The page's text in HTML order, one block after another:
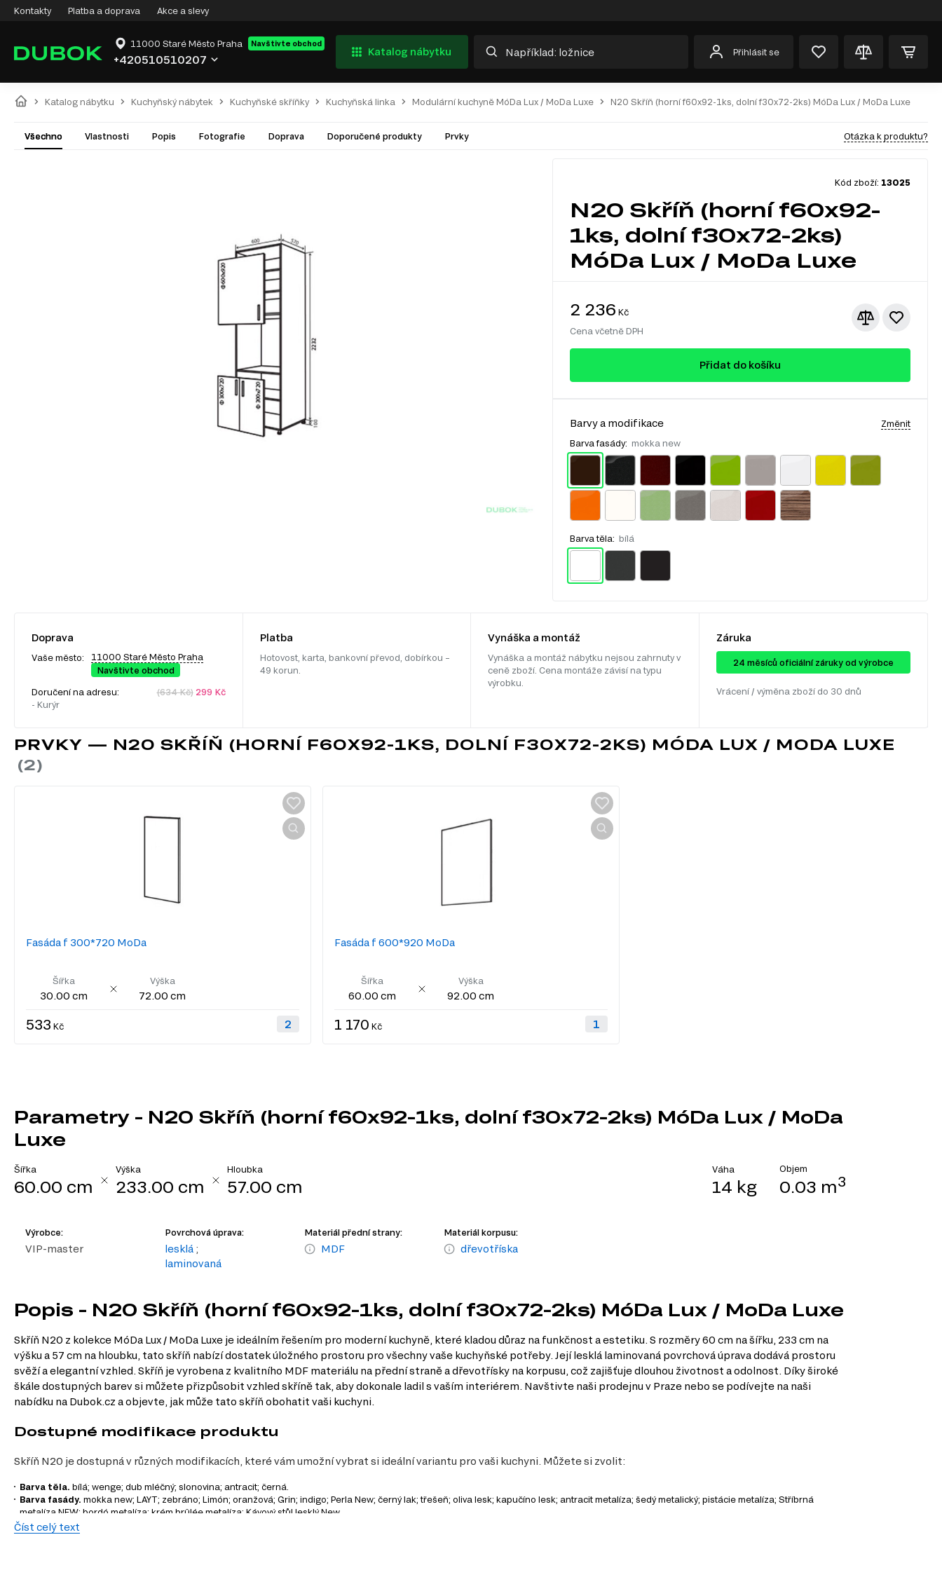
Kontakty Platba a doprava Akce a slevy
11000 Staré Město Praha Navštivte obchod
+420510510207
Katalog nábytku Přihlásit se
Katalog nábytku Kuchyňský nábytek Kuchyňské skříňky Kuchyňská linka Modulární kuchyně MóDa Lux / MoDa Luxe N20 Skříň (horní f60x92-1ks, dolní f30x72-2ks) MóDa Lux / MoDa Luxe
Všechno Vlastnosti Popis Fotografie Doprava Doporučené produkty Prvky Otázka k produktu?
Kód zboží: 13025
N20 Skříň (horní f60x92-
1ks, dolní f30x72-2ks)
MóDa Lux / MoDa Luxe
2 236 Kč
Cena včetně DPH
Přidat do košíku
Barvy a modifikace Změnit
Barva fasády: mokka new
Barva těla: bílá
Doprava
Vaše město:
11000 Staré Město Praha
Navštivte obchod
Doručení na adresu:
- Kurýr
(634 Kč)299 Kč
Platba
Hotovost, karta, bankovní převod, dobírkou –
49 korun.
Vynáška a montáž
Vynáška a montáž nábytku nejsou zahrnuty v
ceně zboží. Cena montáže závisí na typu
výrobku.
Záruka
24 ​​​​měsíců oficiální záruky od výrobce
Vrácení / výměna zboží do 30 dnů
PRVKY — N20 SKŘÍŇ (HORNÍ F60X92-1KS, DOLNÍ F30X72-2KS) MÓDA LUX / MODA LUXE
Fasáda f 300*720 MoDa
Šířka
30.00 cm
Výška
72.00 cm
533 Kč
Fasáda f 600*920 MoDa
Šířka
60.00 cm
Výška
92.00 cm
1 170 Kč
Parametry - N20 Skříň (horní f60x92-1ks, dolní f30x72-2ks) MóDa Lux / MoDa
Luxe
Šířka
60.00 cm
Výška
233.00 cm
Hloubka
57.00 cm
Váha
14 kg
Objem
0.03 m3
Výrobce:
VIP-master
Povrchová úprava:
lesklá ;
laminovaná
Materiál přední strany:
MDF
Materiál korpusu:
dřevotříska
Popis - N20 Skříň (horní f60x92-1ks, dolní f30x72-2ks) MóDa Lux / MoDa Luxe
Skříň N20 z kolekce MóDa Lux / MoDa Luxe je ideálním řešením pro moderní kuchyně, které kladou důraz na funkčnost a estetiku. S rozměry 60 cm na šířku, 233 cm na
výšku a 57 cm na hloubku, tato skříň nabízí dostatek úložného prostoru pro všechny vaše kuchyňské potřeby. Její lesklá laminovaná povrchová úprava dodává prostoru
svěží a elegantní vzhled. Skříň je vyrobena z kvalitního MDF materiálu na přední straně a dřevotřísky na korpusu, což zajišťuje dlouhou životnost a odolnost. Díky široké
škále dostupných barev si můžete přizpůsobit vzhled skříně tak, aby dokonale ladil s vaším interiérem. Navštivte naši prodejnu v Praze nebo se podívejte na naši
nabídku na Dubok.cz a objevte, jak může tato skříň obohatit vaši kuchyni.
Dostupné modifikace produktu
Skříň N20 je dostupná v různých modifikacích, které vám umožní vybrat si ideální variantu pro vaši kuchyni. Můžete si zvolit:
Barva těla. bílá; wenge; dub mléčný; slonovina; antracit; černá.
Barva fasády. mokka new; LAYT; zebráno; Limón; oranžová; Grin; indigo; Perla New; černý lak; třešeň; oliva lesk; kapučíno lesk; antracit metalíza; šedý metalický; pistácie metalíza; Stříbrná
metalíza NEW; bordó metalíza; krém brûlée metalíza; Kávový stůl lesklý New.
Číst celý text